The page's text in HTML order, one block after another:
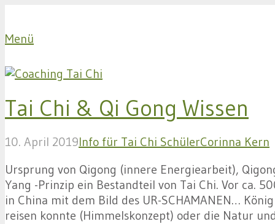
Menü
Tai Chi & Qi Gong Wissen
10. April 2019Info für Tai Chi SchülerCorinna Kern
Ursprung von Qigong (innere Energiearbeit),
Yang -Prinzip ein Bestandteil von Tai Chi. Vor ca.
in China mit dem Bild des UR-SCHAMANEN…
reisen konnte (Himmelskonzept) oder die Natur